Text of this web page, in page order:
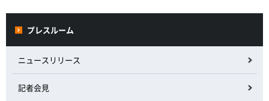
プレスルーム
ニュースリリース
記者会見